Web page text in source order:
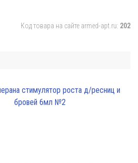
Код товара на сайте armed-apt.ru: 202